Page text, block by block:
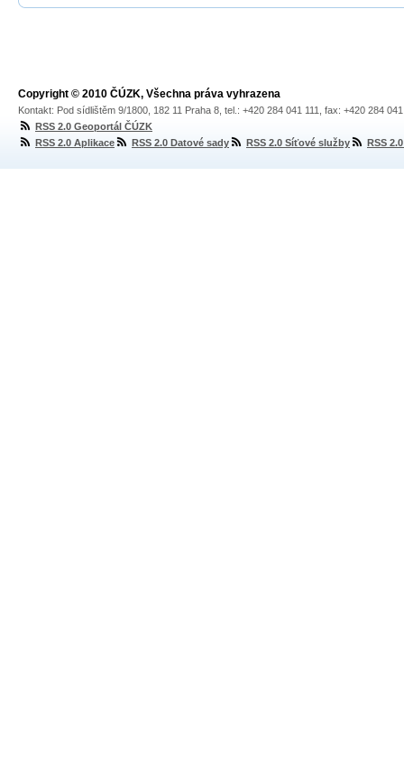
Copyright © 2010 ČÚZK, Všechna práva vyhrazena
Kontakt: Pod sídlištěm 9/1800, 182 11 Praha 8, tel.: +420 284 041 111, fax: +420 284
RSS 2.0 Geoportál ČÚZK
RSS 2.0 Aplikace
RSS 2.0 Datové sady RSS 2.0 Síťové služby RSS